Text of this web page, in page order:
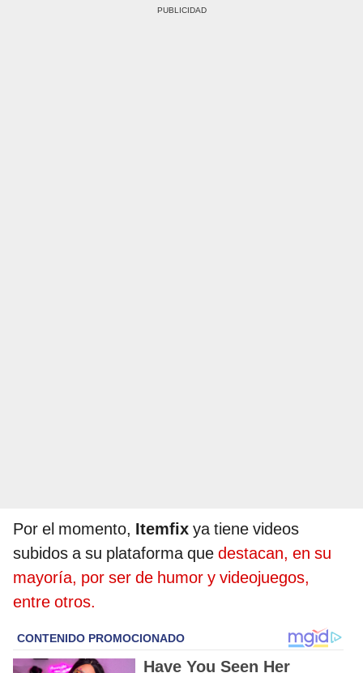
Por el momento, Itemfix ya tiene videos
subidos a su plataforma que destacan, en su
mayoría, por ser de humor y videojuegos,
entre otros.